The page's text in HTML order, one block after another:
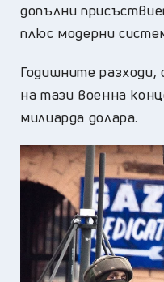
допълни
плюс модерни
Годишните
на тази военна
милиарда долара.